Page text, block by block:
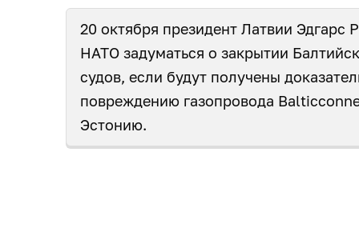
20 октября президент Латвии Эдгарс
НАТО задуматься о закрытии
судов, если будут получены
повреждению газопровода
Эстонию.